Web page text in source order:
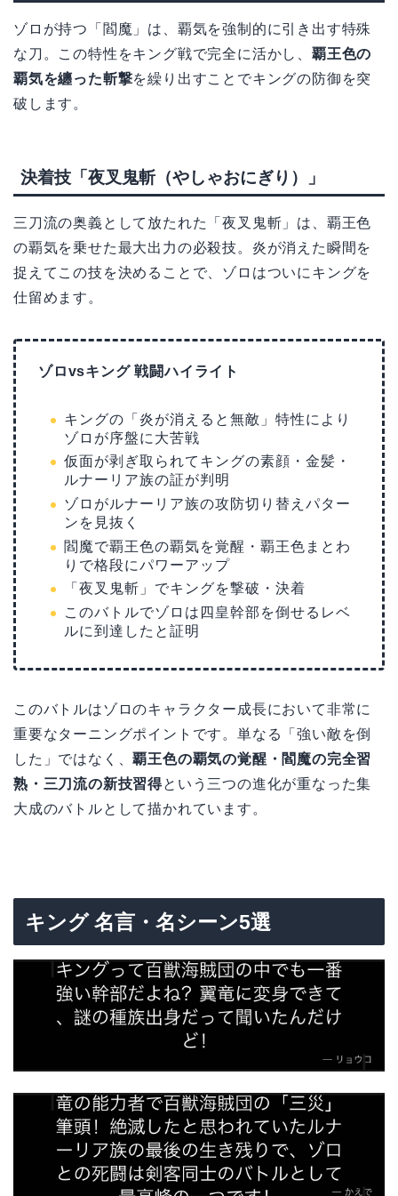
ゾロが持つ「閻魔」は、覇気を強制的に引き出す特殊
な刀。この特性をキング戦で完全に活かし、 覇王色の
覇気を纏った斬撃を繰り出すことでキングの防御を突
破します。
決着技「夜叉鬼斬（やしゃおにぎり）」
三刀流の奥義として放たれた「夜叉鬼斬」は、覇王色
の覇気を乗せた最大出力の必殺技。炎が消えた瞬間を
捉えてこの技を決めることで、ゾロはついにキングを
仕留めます。
ゾロvsキング 戦闘ハイライト
キングの「炎が消えると無敵」特性により
ゾロが序盤に大苦戦
仮面が剥ぎ取られてキングの素顔・金髪・
ルナーリア族の証が判明
ゾロがルナーリア族の攻防切り替えパター
ンを見抜く
閻魔で覇王色の覇気を覚醒・覇王色まとわ
りで格段にパワーアップ
「夜叉鬼斬」でキングを撃破・決着
このバトルでゾロは四皇幹部を倒せるレベ
ルに到達したと証明
このバトルはゾロのキャラクター成長において非常に
重要なターニングポイントです。単なる「強い敵を倒
した」ではなく、覇王色の覇気の覚醒・閻魔の完全習
熟・三刀流の新技習得という三つの進化が重なった集
大成のバトルとして描かれています。
キング 名言・名シーン5選